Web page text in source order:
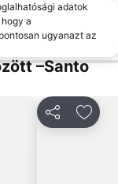
adatok
a
ugyanazt az
–Santo
Megosztás